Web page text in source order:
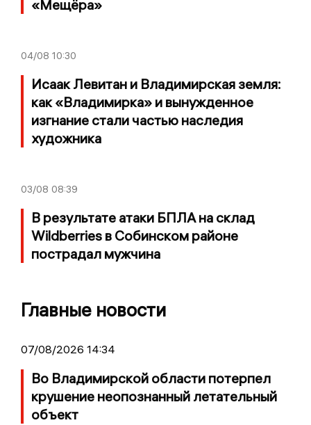
«Мещёра»
04/08 10:30
Исаак Левитан и Владимирская земля:
как «Владимирка» и вынужденное
изгнание стали частью наследия
художника
03/08 08:39
В результате атаки БПЛА на склад
Wildberries в Собинском районе
пострадал мужчина
Главные новости
07/08/2026 14:34
Во Владимирской области потерпел
крушение неопознанный летательный
объект